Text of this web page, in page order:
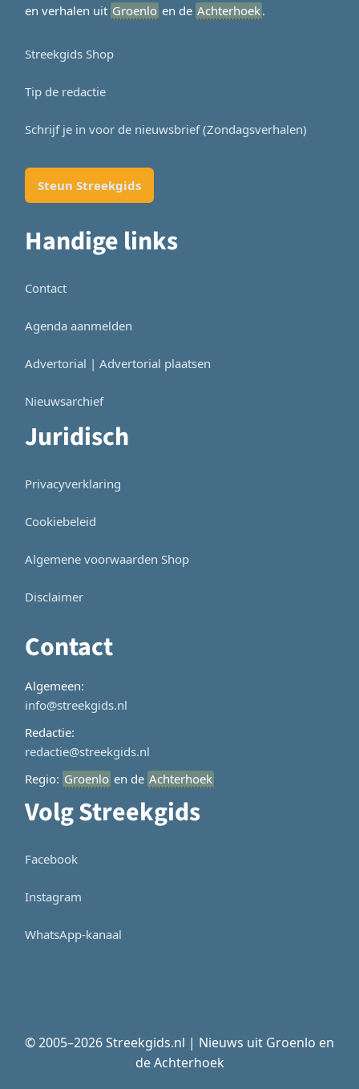
en verhalen uit Groenlo en de Achterhoek.
Streekgids Shop
Tip de redactie
Schrijf je in voor de nieuwsbrief (Zondagsverhalen)
Steun Streekgids
Handige links
Contact
Agenda aanmelden
Advertorial | Advertorial plaatsen
Nieuwsarchief
Juridisch
Privacyverklaring
Cookiebeleid
Algemene voorwaarden Shop
Disclaimer
Contact
Algemeen:
info@streekgids.nl
Redactie:
redactie@streekgids.nl
Regio: Groenlo en de Achterhoek
Volg Streekgids
Facebook
Instagram
WhatsApp-kanaal
© 2005–2026 Streekgids.nl | Nieuws uit Groenlo en
de Achterhoek